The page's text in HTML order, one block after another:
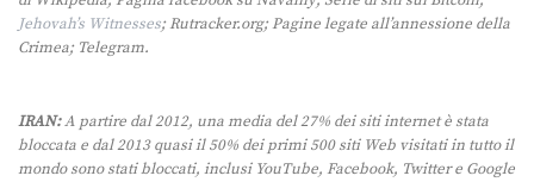
Jehovah’s Witnesses; Rutracker.org; Pagine legate all’annessione della
Crimea; Telegram.
IRAN:A partire dal 2012, una media del 27% dei siti internet è stata
bloccata e dal 2013 quasi il 50% dei primi 500 siti Web visitati in tutto il
mondo sono stati bloccati, inclusi YouTube, Facebook, Twitter e Google